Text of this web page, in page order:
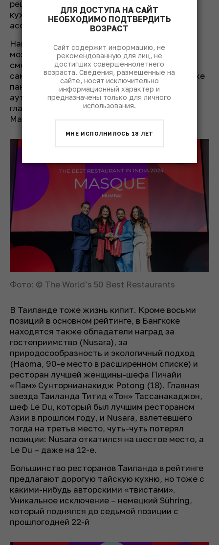
рецепты и продукты, которые никак с этой
кухней у большинства людей не
ассоциируются.
Например, в меню Masque (23) из Мумбаи
можно найти и блюдо с кашмирскими
сморчками (редкий и дорогой деликатес из
самой неспокойной провинции страны), и даже
пани пури с облепихой. Насколько это
аутентично, иностранцам судить сложно, но
главное в любом случае – результат, а он у
Masque, как говорится, «на табло».
Фото: © The World’s 50 Best Restaurants
В Таиланде тоже жизнь кипит. Кроме восьми
позиций в основном рейтинге, в Бангкоке
находятся также обладатели наград за
гостеприимство (Nusara), за
природосообразность и экологичный подход
(Haoma, 90-е место в расширенном списке) и
ресторан лучшей женщины-шефа Пичайи
«Пам» Сунторнианакидж Potong (18). Главная
звезда Таиланда Титид «Тон» Тассанакаджон,
шеф Le Du, который был лучшим рестораном
Азии в прошлом году, и Nusara, взлетевшего
тогда на третье место, чуть-чуть потерял
позиции: Nusara откатился на шестое место, а
Le Du – даже на 12-е.
Большинство ресторанов Таиланда в рейтинге
предлагают дорогую тайскую кухню, но тоже с
какими-нибудь авторскими «твистами».
Уникальное исключение – немецкий Sühring,
который поднялся до седьмой позиции с
прошлогодней 22-й
ДЛЯ ДОСТУПА НА САЙТ
НЕОБХОДИМО ПОДТВЕРДИТЬ
ВОЗРАСТ
Сайт содержит информацию, не
рекомендованную для лиц, не
достигших совершеннолетнего
возраста. Сведения, размещенные на
сайте, носят исключительно
информационный характер и
предназначены только для личного
использования.
МНЕ ИСПОЛНИЛОСЬ 18 ЛЕТ